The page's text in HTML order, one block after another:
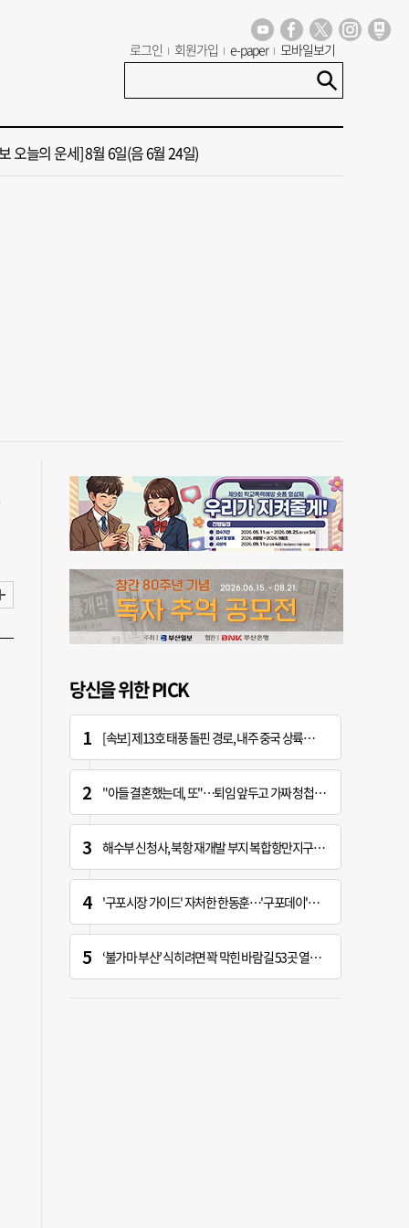
로그인 회원가입 e-paper 모바일보기
오늘의 운세] 8월 5일(음 6월 23일)
오늘의 운세] 8월 6일(음 6월 24일)
상권활성화, 금정구 용역 그대로 ‘복붙’
당신을 위한 PICK
[속보] 제13호 태풍 돌핀 경로, 내주 중국 상륙…'불가마 더위' 언제까지
"아들 결혼했는데, 또"…퇴임 앞두고 가짜 청첩장 뿌린 초등 교장 송치
해수부 신청사, 북항 재개발 부지 복합항만지구 확정
'구포시장 가이드' 자처한 한동훈…'구포데이'로 북구 알리기 총력
‘불가마 부산’ 식히려면 꽉 막힌 바람길 53곳 열어라